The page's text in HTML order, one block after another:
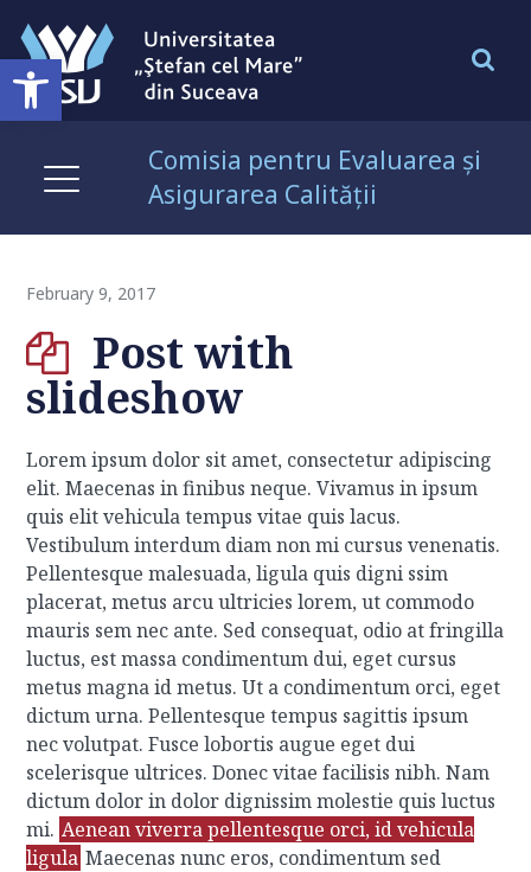
Open toolbar
Comisia pentru Evaluarea și
Asigurarea Calității
February 9, 2017
Post with
slideshow
Lorem ipsum dolor sit amet, consectetur adipiscing
elit. Maecenas in finibus neque. Vivamus in ipsum
quis elit vehicula tempus vitae quis lacus.
Vestibulum interdum diam non mi cursus venenatis.
Pellentesque malesuada, ligula quis digni ssim
placerat, metus arcu ultricies lorem, ut commodo
mauris sem nec ante. Sed consequat, odio at fringilla
luctus, est massa condimentum dui, eget cursus
metus magna id metus. Ut a condimentum orci, eget
dictum urna. Pellentesque tempus sagittis ipsum
nec volutpat. Fusce lobortis augue eget dui
scelerisque ultrices. Donec vitae facilisis nibh. Nam
dictum dolor in dolor dignissim molestie quis luctus
mi. Aenean viverra pellentesque orci, id vehicula
ligula Maecenas nunc eros, condimentum sed